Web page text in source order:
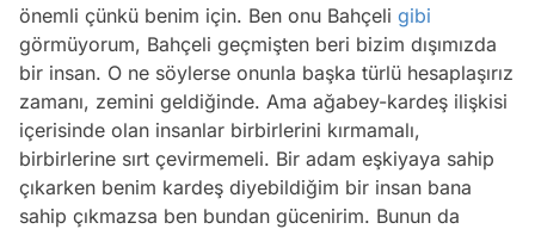
önemli çünkü benim için. Ben onu Bahçeli gibi
görmüyorum, Bahçeli geçmişten beri bizim dışımızda
bir insan. O ne söylerse onunla başka türlü hesaplaşırız
zamanı, zemini geldiğinde. Ama ağabey-kardeş ilişkisi
içerisinde olan insanlar birbirlerini kırmamalı,
birbirlerine sırt çevirmemeli. Bir adam eşkiyaya sahip
çıkarken benim kardeş diyebildiğim bir insan bana
sahip çıkmazsa ben bundan gücenirim. Bunun da